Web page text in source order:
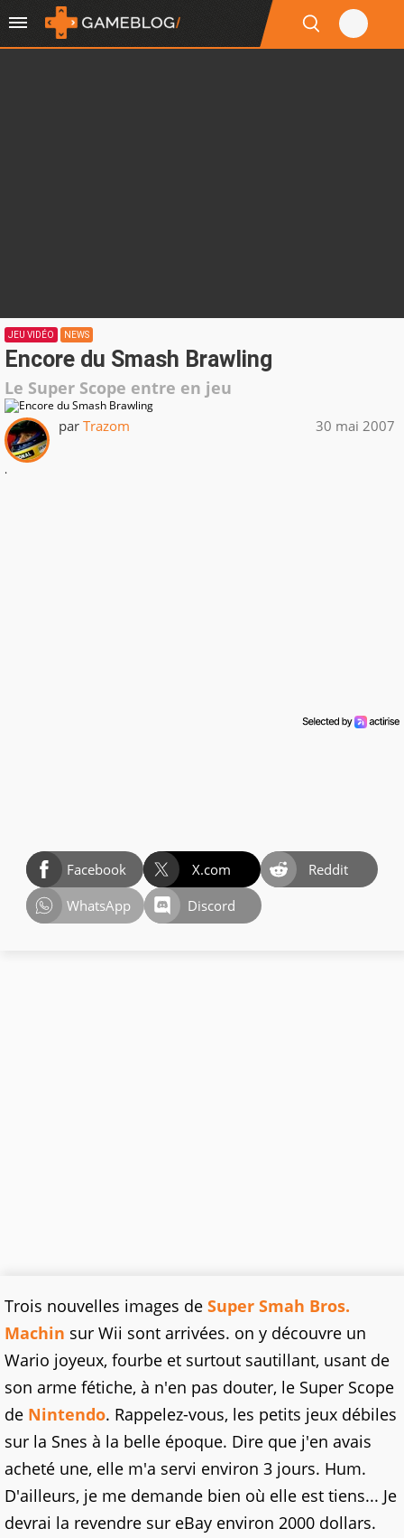
JEU VIDÉO NEWS
Encore du Smash Brawling
Le Super Scope entre en jeu
par Trazom 30 mai 2007
.
Facebook X.com
Reddit
WhatsApp
Discord
Trois nouvelles images de Super Smah Bros.
Machin sur Wii sont arrivées. on y découvre un
Wario joyeux, fourbe et surtout sautillant, usant de
son arme fétiche, à n'en pas douter, le Super Scope
de Nintendo. Rappelez-vous, les petits jeux débiles
sur la Snes à la belle époque. Dire que j'en avais
acheté une, elle m'a servi environ 3 jours. Hum.
D'ailleurs, je me demande bien où elle est tiens... Je
devrai la revendre sur eBay environ 2000 dollars.